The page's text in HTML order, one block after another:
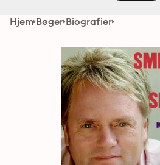
Hjem Bøger Biografier